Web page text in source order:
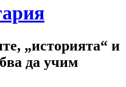
„историята“ и
да учим